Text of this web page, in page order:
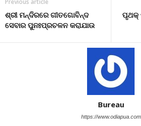
Previous article
ଶ୍ରୀ ମନ୍ଦିରରେ ଗୀତଗୋବିନ୍ଦ
ସେବାର ପୁନଃପ୍ରଚଳନ କରାଯାଉ
ପୃଥକ୍‌
Bureau
https://www.odiapua.com